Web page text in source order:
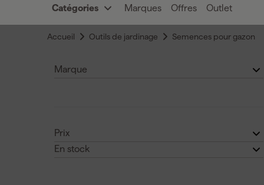
Catégories Marques Offres Outlet
Accueil Outils de jardinage Semences pour gazon
Marque
Prix
En stock